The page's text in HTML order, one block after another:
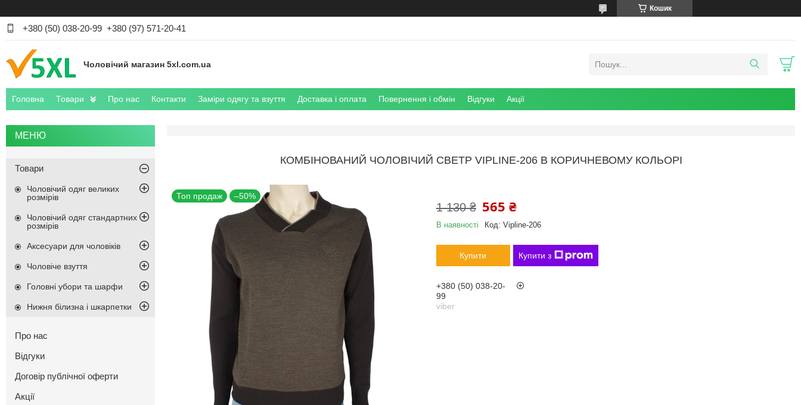
Кошик
+380 (50) 038-20-99 +380 (97) 571-20-41
Чоловічий магазин 5xl.com.ua
Головна Товари Про нас Контакти Заміри одягу та взуття Доставка і оплата Повернення і обмін Відгуки Акції
КОМБІНОВАНИЙ ЧОЛОВІЧИЙ СВЕТР VIPLINE-206 В КОРИЧНЕВОМУ КОЛЬОРІ
Топ продаж –50%
1 130 ₴ 565 ₴
В наявності Код: Vipline-206
Купити Купити з
+380 (50) 038-20-
99
viber
Товари
Чоловічий одяг великих
розмірів
Чоловічий одяг стандартних
розмірів
Аксесуари для чоловіків
Чоловіче взуття
Головні убори та шарфи
Нижня білизна і шкарпетки
Про нас
Відгуки
Договір публічної оферти
Акції